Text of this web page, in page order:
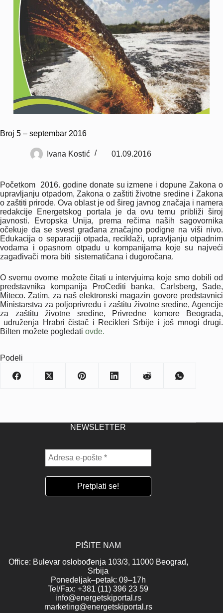
Broj 5 – septembar 2016
Ivana Kostić 01.09.2016
Početkom 2016. godine donate su izmene i dopune Zakona o
upravljanju otpadom, Zakona o zaštiti životne sredine i Zakona
o zaštiti prirode. Ova oblast je od šireg javnog značaja i namera
redakcije Energetskog portala je da ovu temu približi široj
javnosti. Evropska Unija, prema rečima naših sagovornika
očekuje da se svest građana značajno podigne na viši nivo.
Edukacija o separaciji otpada, reciklaži, upravljanju otpadnim
vodama i opasnom otpadu u kompanijama koje su najveći
zagađivači mora biti sistematičana i dugoročana.
O svemu ovome možete čitati u intervjuima koje smo dobili od
predstavnika kompanija ProCediti banka, Carlsberg, Sade,
Miteco. Zatim, za naš elektronski magazin govore predstavnici
Ministarstva za poljoprivredu i zaštitu životne sredine, Agencije
za zaštitu životne sredine, Privredne komore Beograda,
udruženja Hrabri čistač i Recikleri Srbije i još mnogi drugi.
Bilten možete pogledati ovde.
Podeli
NEWSLETTER
PIŠITE NAM
Office: Bulevar oslobođenja 103/3, 11000 Beograd,
Srbija
Ponedeljak–petak: 09–17h
Tel/Fax: +381 (11) 396 23 59
info@energetskiportal.rs
marketing@energetskiportal.rs